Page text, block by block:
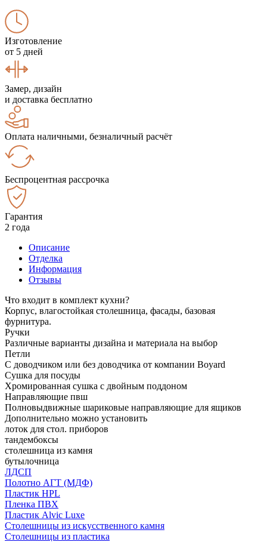
Изготовление
от 5 дней
Замер, дизайн
и доставка бесплатно
Оплата наличными, безналичный расчёт
Беспроцентная рассрочка
Гарантия
2 года
Описание
Отделка
Информация
Отзывы
Что входит в комплект кухни?
Корпус, влагостойкая столешница, фасады, базовая
фурнитура.
Ручки
Различные варианты дизайна и материала на выбор
Петли
С доводчиком или без доводчика от компании Boyard
Сушка для посуды
Хромированная сушка с двойным поддоном
Направляющие пвш
Полновыдвижные шариковые направляющие для ящиков
Дополнительно можно установить
лоток для стол. приборов
тандембоксы
столешница из камня
бутылочница
ЛДСП
Полотно АГТ (МДФ)
Пластик HPL
Пленка ПВХ
Пластик Alvic Luxe
Столешницы из искусственного камня
Столешницы из пластика